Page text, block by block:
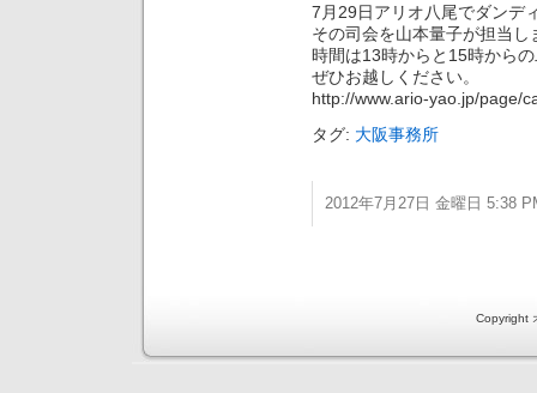
7月29日アリオ八尾でダンデ
その司会を山本量子が担当し
時間は13時からと15時から
ぜひお越しください。
http://www.ario-yao.jp/page/
タグ: 大阪事務所
2012年7月27日 金曜日 5:38
Copyright